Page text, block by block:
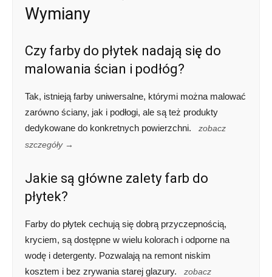
Wymiany
Czy farby do płytek nadają się do
malowania ścian i podłóg?
Tak, istnieją farby uniwersalne, którymi można malować
zarówno ściany, jak i podłogi, ale są też produkty
dedykowane do konkretnych powierzchni.
zobacz
szczegóły →
Jakie są główne zalety farb do
płytek?
Farby do płytek cechują się dobrą przyczepnością,
kryciem, są dostępne w wielu kolorach i odporne na
wodę i detergenty. Pozwalają na remont niskim
kosztem i bez zrywania starej glazury.
zobacz